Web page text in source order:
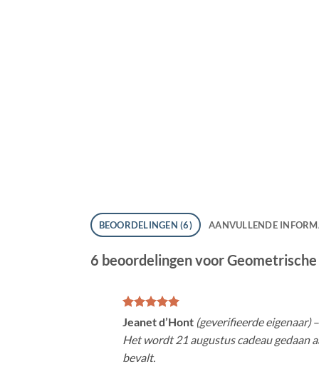
BEOORDELINGEN (6) AANVULLENDE
6 beoordelingen voor
Gewaardeerd
5 uit 5
Jeanet d’Hont (geverifieerde eigenaar) –
Het wordt 21 augustus cadeau gedaan
bevalt.